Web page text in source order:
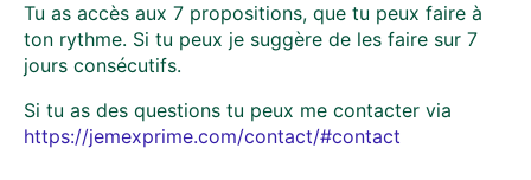
Tu as accès aux 7 propositions, que tu peux faire à
ton rythme. Si tu peux je suggère de les faire sur 7
jours consécutifs.
Si tu as des questions tu peux me contacter via
https://jemexprime.com/contact/#contact